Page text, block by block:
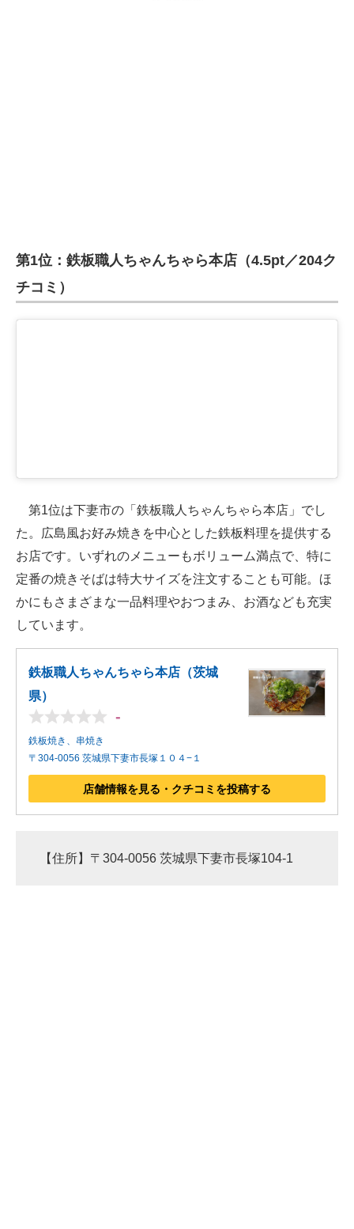
第1位：鉄板職人ちゃんちゃら本店（4.5pt／204ク
チコミ）
第1位は下妻市の「鉄板職人ちゃんちゃら本店」でし
た。広島風お好み焼きを中心とした鉄板料理を提供する
お店です。いずれのメニューもボリューム満点で、特に
定番の焼きそばは特大サイズを注文することも可能。ほ
かにもさまざまな一品料理やおつまみ、お酒なども充実
しています。
鉄板職人ちゃんちゃら本店（茨城
県）
-
鉄板焼き、串焼き
〒304-0056 茨城県下妻市長塚１０４−１
店舗情報を見る・クチコミを投稿する
【住所】〒304-0056 茨城県下妻市長塚104-1